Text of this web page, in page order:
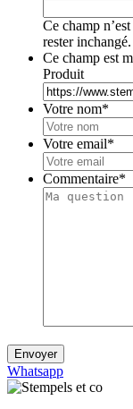
Ce champ
rester inchangé.
Ce champ est
Produit
Votre nom*
Votre email*
Commentaire*
Envoyer
Whatsapp